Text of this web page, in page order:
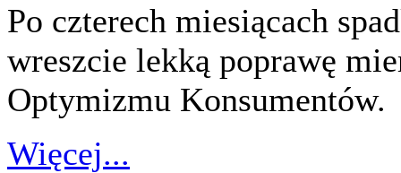
Po czterech miesiącach
wreszcie lekką poprawę
Optymizmu Konsumentów.
Więcej...